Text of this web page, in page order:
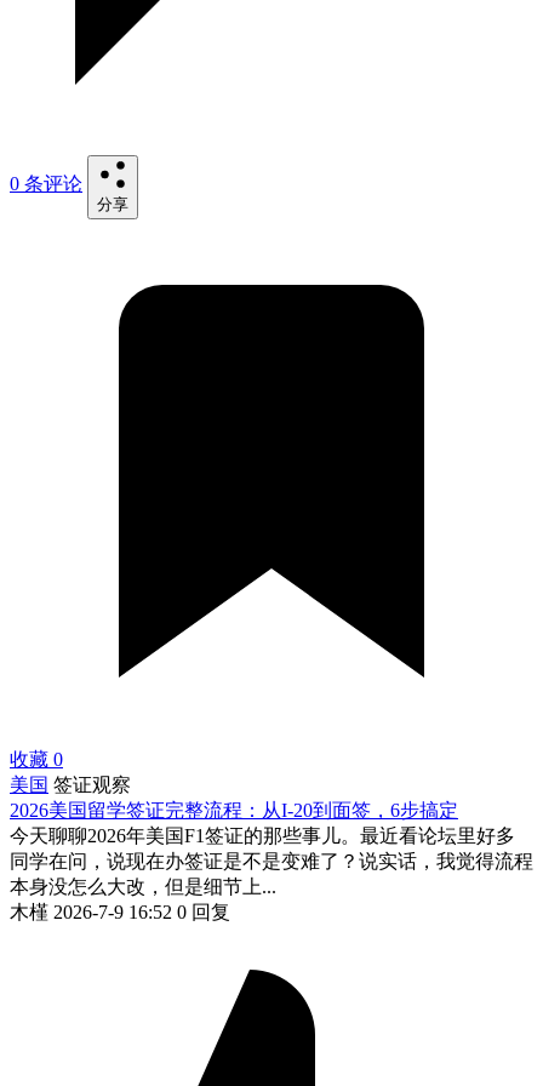
0 条评论
分享
收藏 0
美国 签证观察
2026美国留学签证完整流程：从I-20到面签，6步搞定
今天聊聊2026年美国F1签证的那些事儿。最近看论坛里好多
同学在问，说现在办签证是不是变难了？说实话，我觉得流程
本身没怎么大改，但是细节上...
木槿 2026-7-9 16:52 0 回复